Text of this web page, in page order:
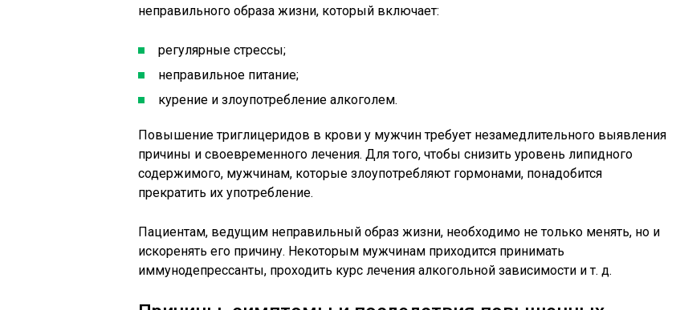
неправильного образа жизни, который включает:
регулярные стрессы;
неправильное питание;
курение и злоупотребление алкоголем.
Повышение триглицеридов в крови у мужчин требует незамедлительного выявления
причины и своевременного лечения. Для того, чтобы снизить уровень липидного
содержимого, мужчинам, которые злоупотребляют гормонами, понадобится
прекратить их употребление.
Пациентам, ведущим неправильный образ жизни, необходимо не только менять, но и
искоренять его причину. Некоторым мужчинам приходится принимать
иммунодепрессанты, проходить курс лечения алкогольной зависимости и т. д.